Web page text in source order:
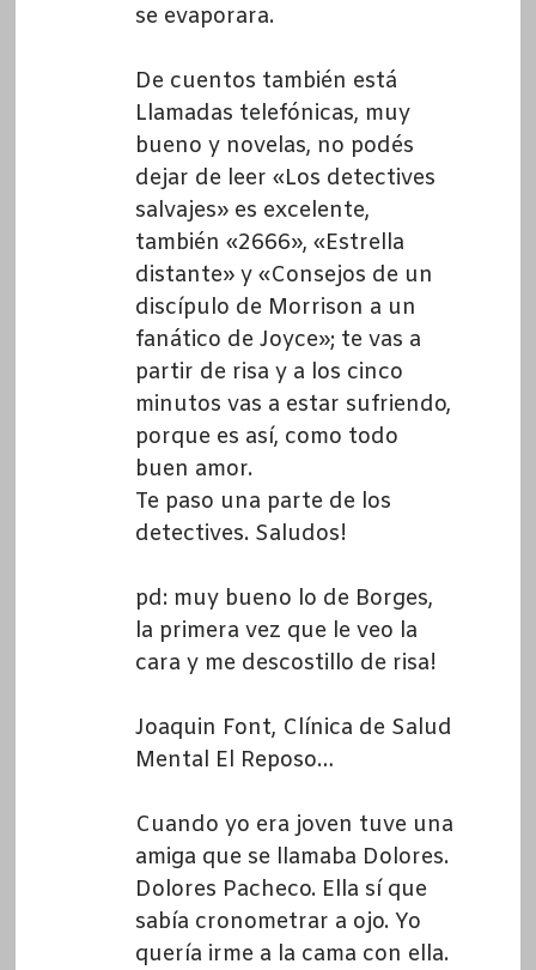
se evaporara.
De cuentos también está
Llamadas telefónicas, muy
bueno y novelas, no podés
dejar de leer «Los detectives
salvajes» es excelente,
también «2666», «Estrella
distante» y «Consejos de un
discípulo de Morrison a un
fanático de Joyce»; te vas a
partir de risa y a los cinco
minutos vas a estar sufriendo,
porque es así, como todo
buen amor.
Te paso una parte de los
detectives. Saludos!
pd: muy bueno lo de Borges,
la primera vez que le veo la
cara y me descostillo de risa!
Joaquin Font, Clínica de Salud
Mental El Reposo…
Cuando yo era joven tuve una
amiga que se llamaba Dolores.
Dolores Pacheco. Ella sí que
sabía cronometrar a ojo. Yo
quería irme a la cama con ella.